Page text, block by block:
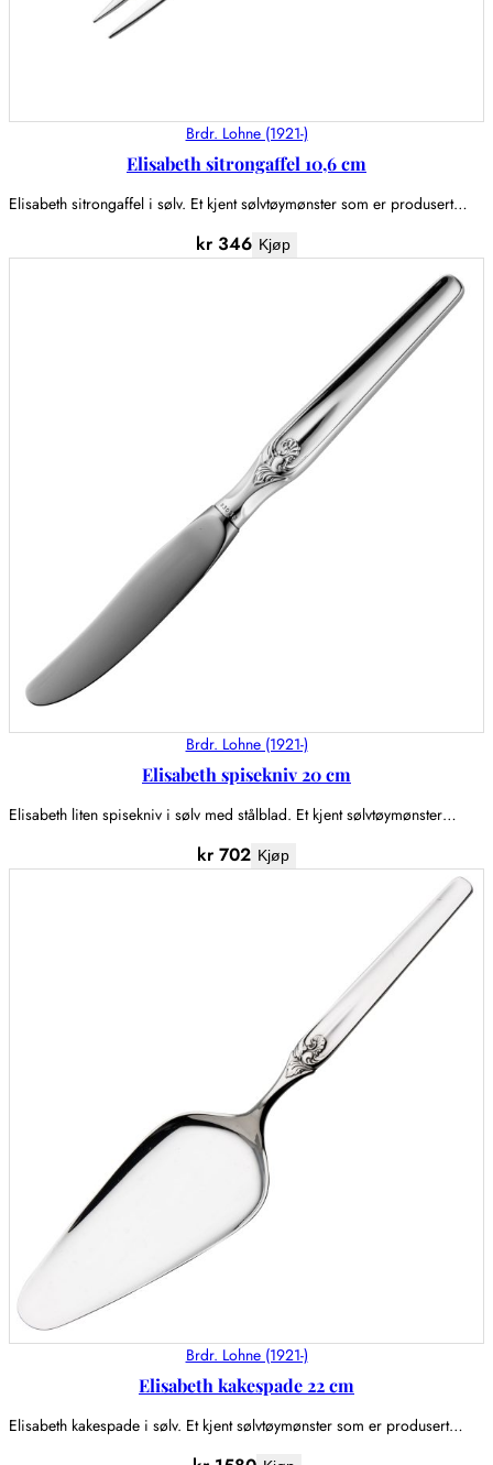
Brdr. Lohne (1921-)
Elisabeth sitrongaffel 10,6 cm
Elisabeth sitrongaffel i sølv. Et kjent sølvtøymønster som er produsert…
kr 346 Kjøp
Brdr. Lohne (1921-)
Elisabeth spisekniv 20 cm
Elisabeth liten spisekniv i sølv med stålblad. Et kjent sølvtøymønster…
kr 702 Kjøp
Brdr. Lohne (1921-)
Elisabeth kakespade 22 cm
Elisabeth kakespade i sølv. Et kjent sølvtøymønster som er produsert…